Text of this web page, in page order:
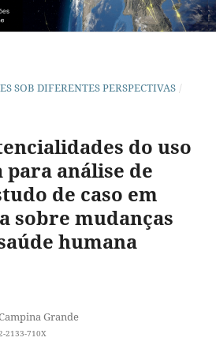
SOB DIFERENTES PERSPECTIVAS /
do uso
análise de
de caso em
sobre mudanças
humana
Grande
2133-710X